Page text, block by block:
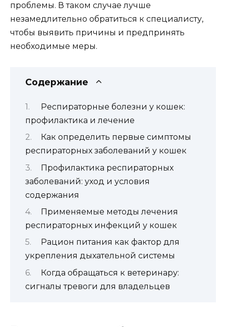
проблемы. В таком случае лучше
незамедлительно обратиться к специалисту,
чтобы выявить причины и предпринять
необходимые меры.
Содержание
Респираторные болезни у кошек:
профилактика и лечение
Как определить первые симптомы
респираторных заболеваний у кошек
Профилактика респираторных
заболеваний: уход и условия
содержания
Применяемые методы лечения
респираторных инфекций у кошек
Рацион питания как фактор для
укрепления дыхательной системы
Когда обращаться к ветеринару:
сигналы тревоги для владельцев